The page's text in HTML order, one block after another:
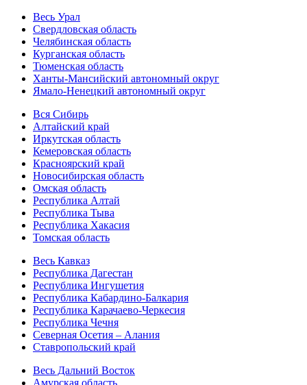
Весь Урал
Свердловская область
Челябинская область
Курганская область
Тюменская область
Ханты-Мансийский автономный округ
Ямало-Ненецкий автономный округ
Вся Сибирь
Алтайский край
Иркутская область
Кемеровская область
Красноярский край
Новосибирская область
Омская область
Республика Алтай
Республика Тыва
Республика Хакасия
Томская область
Весь Кавказ
Республика Дагестан
Республика Ингушетия
Республика Кабардино-Балкария
Республика Карачаево-Черкесия
Республика Чечня
Северная Осетия – Алания
Ставропольский край
Весь Дальний Восток
Амурская область